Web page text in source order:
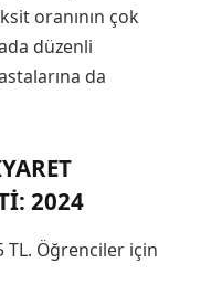
oranının çok
düzenli
da
2024
TL. Öğrenciler için